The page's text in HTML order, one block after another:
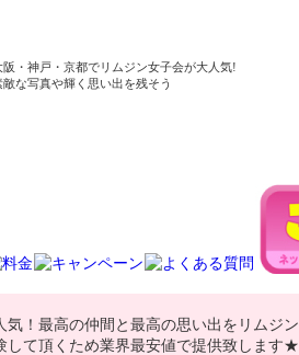
阪・神戸・京都でリムジン女子会が大人気!
敵な写真や輝く思い出を残そう
気！最高の仲間と最高の思い出をリムジ
して頂くため業界最安値で提供致します★